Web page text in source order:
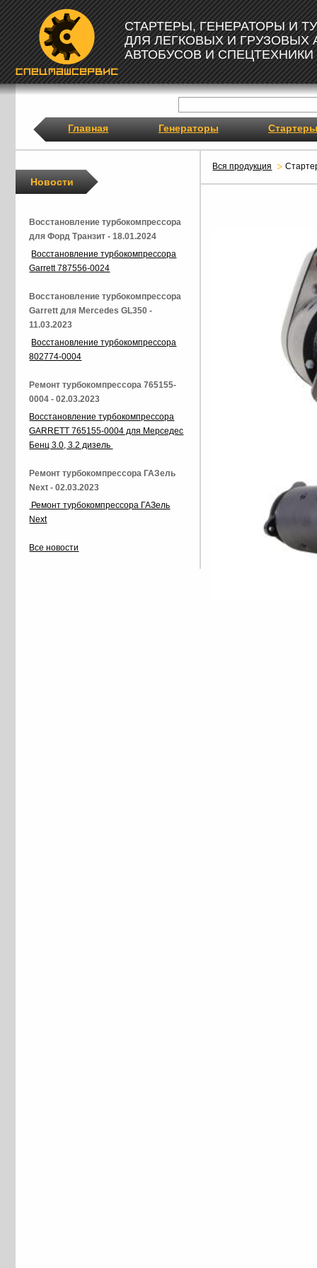
СТАРТЕРЫ, ГЕНЕРАТОРЫ И
ДЛЯ ЛЕГКОВЫХ И ГРУЗОВЫХ
АВТОБУСОВ И СПЕЦТЕХНИКИ
Главная Генераторы Стартеры
Вся продукция
Новости
Восстановление турбокомпрессора
для Форд Транзит - 18.01.2024
Восстановление турбокомпрессора
Garrett 787556-0024
Восстановление турбокомпрессора
Garrett для Mercedes GL350 -
11.03.2023
Восстановление турбокомпрессора
802774-0004
Ремонт турбокомпрессора 765155-
0004 - 02.03.2023
Восстановление турбокомпрессора
GARRETT 765155-0004 для Мерседес
Бенц 3.0, 3.2 дизель
Ремонт турбокомпрессора ГАЗель
Next - 02.03.2023
Ремонт турбокомпрессора ГАЗель
Next
Все новости